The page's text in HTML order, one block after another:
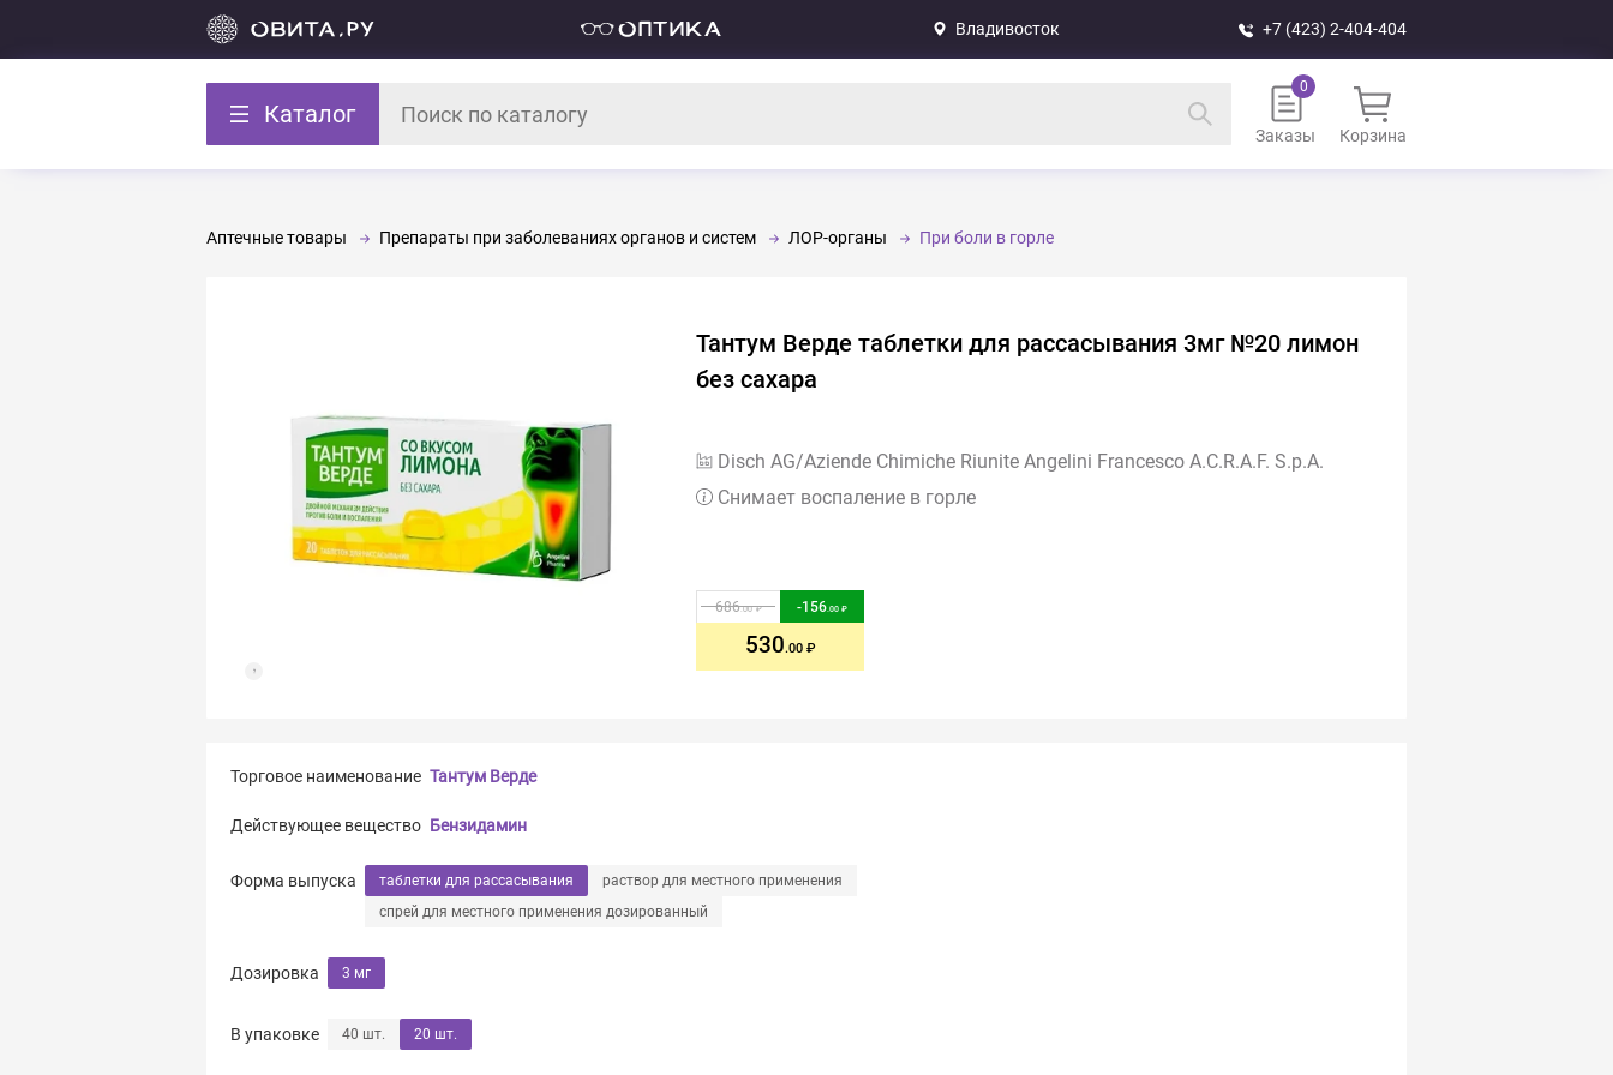
Владивосток +7 (423) 2-404-404
Каталог
Заказы Корзина
Аптечные товары Препараты при заболеваниях органов и систем ЛОР-органы При боли в горле
Тантум Верде таблетки для рассасывания 3мг №20 лимон
без сахара
Disch AG/Aziende Chimiche Riunite Angelini Francesco A.C.R.A.F. S.p.A.
Снимает воспаление в горле
686.00 -156.00
530.00
Торговое наименование Тантум Верде
Действующее вещество Бензидамин
Форма выпуска таблетки для рассасывания
раствор для местного применения
спрей для местного применения дозированный
Дозировка 3 мг
В упаковке 40 шт. 20 шт.